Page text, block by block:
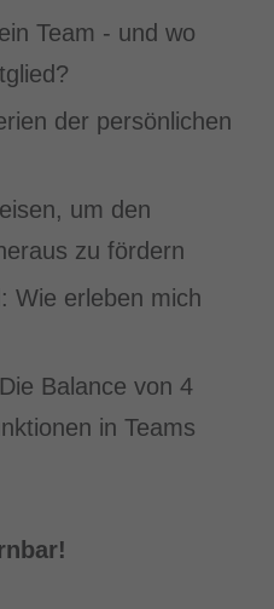
Team - und wo
der persönlichen
um den
zu fördern
Wie erleben mich
Balance von 4
in Teams